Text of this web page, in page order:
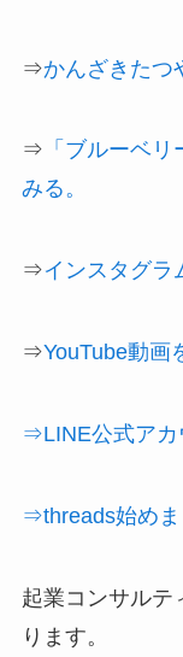
⇒かんざきたつ
⇒ 「ブルーベ
みる。
⇒インスタグラ
⇒YouTube動画
⇒LINE公式アカ
⇒threads始めま
起業コンサルテ
ります。